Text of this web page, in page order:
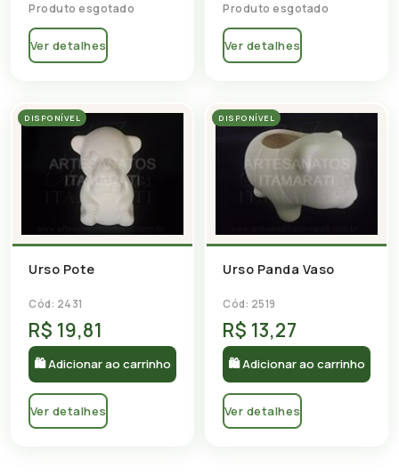
Produto esgotado
Ver detalhes
Produto esgotado
Ver detalhes
DISPONÍVEL
Urso Pote
Cód: 2431
R$ 19,81
🛍 Adicionar ao carrinho
Ver detalhes
DISPONÍVEL
Urso Panda Vaso
Cód: 2519
R$ 13,27
🛍 Adicionar ao carrinho
Ver detalhes